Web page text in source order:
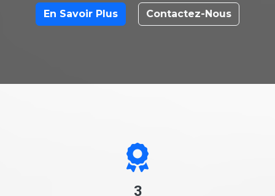
En Savoir Plus Contactez-Nous
3